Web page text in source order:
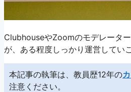
ClubhouseやZoomのモデレータ
が、ある程度しっかり運営してい
本記事の執筆は、教員歴12年の
注意ください。